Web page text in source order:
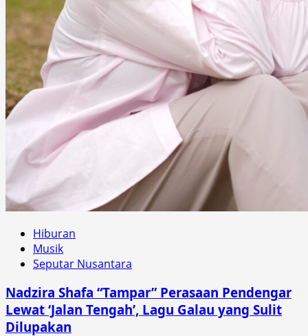
Hiburan
Musik
Seputar Nusantara
Nadzira Shafa “Tampar” Perasaan Pendengar
Lewat ‘Jalan Tengah’, Lagu Galau yang Sulit
Dilupakan